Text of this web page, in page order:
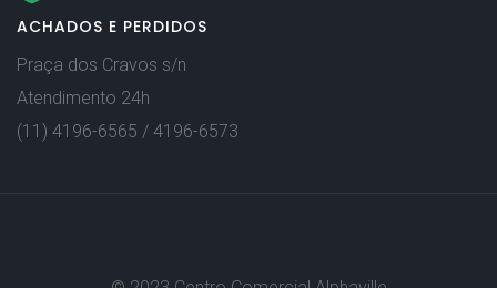
ACHADOS E PERDIDOS
Praça dos Cravos s/n
Atendimento 24h
(11) 4196-6565 / 4196-6573